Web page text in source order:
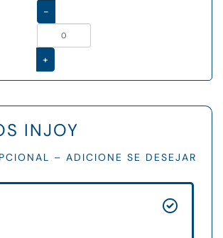
-
+
INJOY
– ADICIONE SE DESEJAR